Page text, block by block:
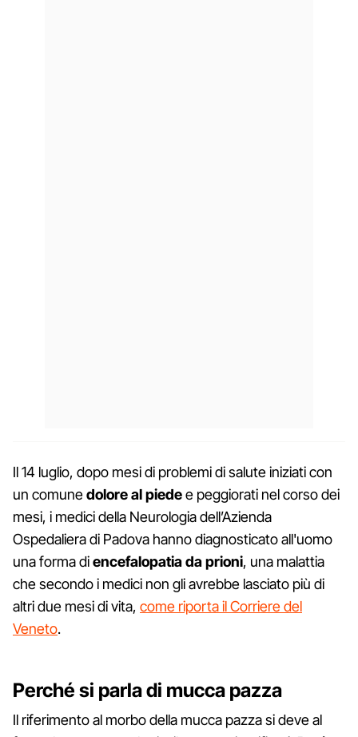
Il 14 luglio, dopo mesi di problemi di salute iniziati con
un comunedolore al piedee peggiorati nel corso dei
mesi, i medici della Neurologia dell’Azienda
Ospedaliera di Padova hanno diagnosticato all'uomo
una forma diencefalopatia da prioni, una malattia
che secondo i medici non gli avrebbe lasciato più di
altri due mesi di vita, come riporta il Corriere del
Veneto.
Perché si parla di mucca pazza
Il riferimento al morbo della mucca pazza si deve al